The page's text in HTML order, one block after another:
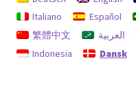
aftryk
Brugte maskiner
Italiano
Español
繁體中文
العربية
Indonesia
Dansk